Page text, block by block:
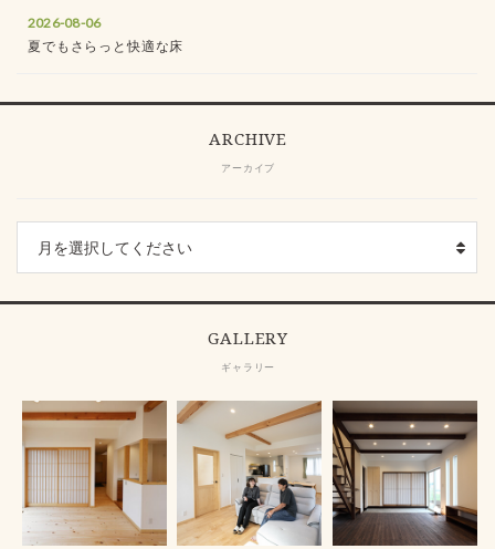
2026-08-06
夏でもさらっと快適な床
ARCHIVE
アーカイブ
GALLERY
ギャラリー